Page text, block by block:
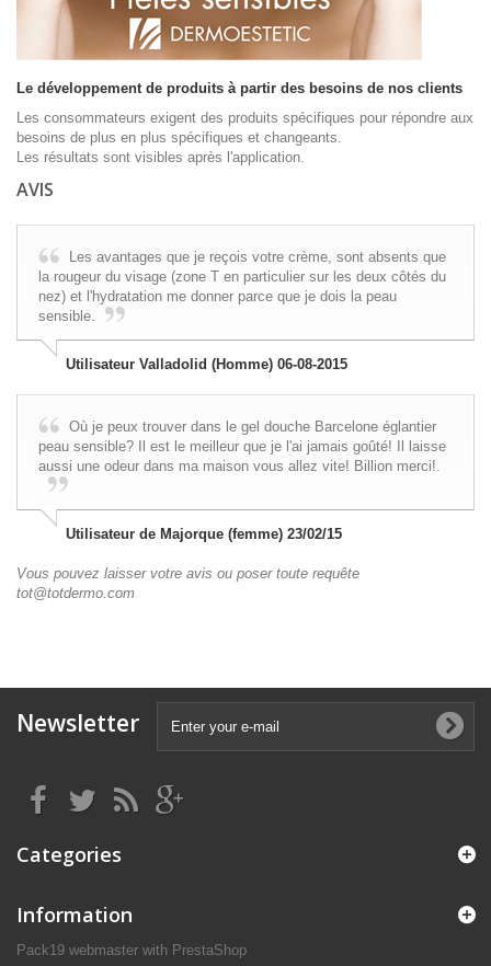
Le développement de produits à partir des besoins de nos clients
Les consommateurs exigent des produits spécifiques pour répondre aux
besoins de plus en plus spécifiques et changeants.
Les résultats sont visibles après l'application.
AVIS
Les avantages que je reçois votre crème, sont absents que
la rougeur du visage (zone T en particulier sur les deux côtés du
nez) et l'hydratation me donner parce que je dois la peau
sensible.
Utilisateur Valladolid (Homme) 06-08-2015
Où je peux trouver dans le gel douche Barcelone églantier
peau sensible? Il est le meilleur que je l'ai jamais goûté! Il laisse
aussi une odeur dans ma maison vous allez vite! Billion merci!.
Utilisateur de Majorque (femme) 23/02/15
Vous pouvez laisser votre avis ou poser toute requête
tot@totdermo.com
Newsletter
Categories
Information
Pack19 webmaster with PrestaShop